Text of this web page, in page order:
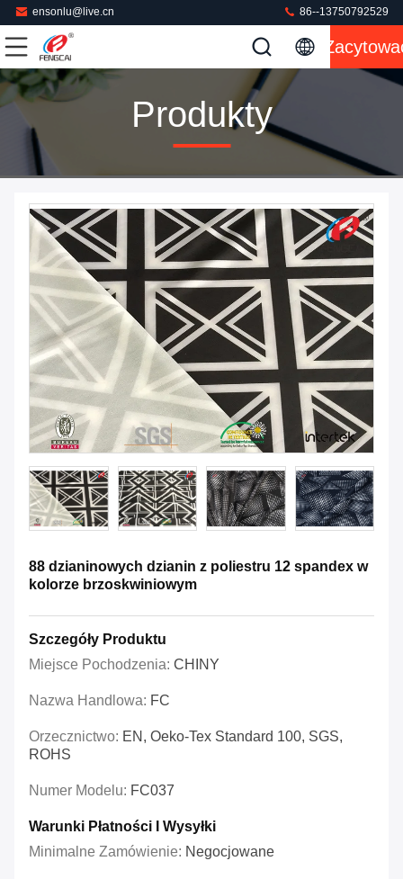
ensonlu@live.cn 86--13750792529
Produkty
88 dzianinowych dzianin z poliestru 12 spandex w
kolorze brzoskwiniowym
Szczegóły Produktu
Miejsce Pochodzenia: CHINY
Nazwa Handlowa: FC
Orzecznictwo: EN, Oeko-Tex Standard 100, SGS,
ROHS
Numer Modelu: FC037
Warunki Płatności I Wysyłki
Minimalne Zamówienie: Negocjowane